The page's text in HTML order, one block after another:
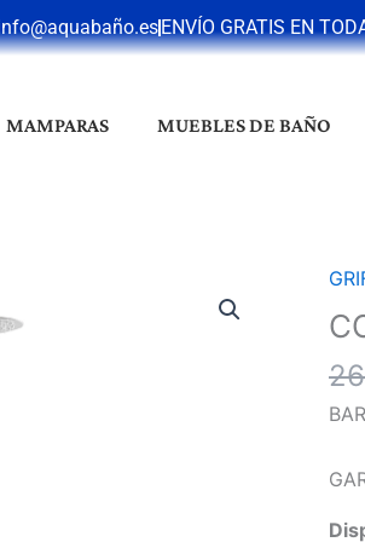
ENVÍO GRATIS EN
MAMPARAS MUEBLES DE BAÑO